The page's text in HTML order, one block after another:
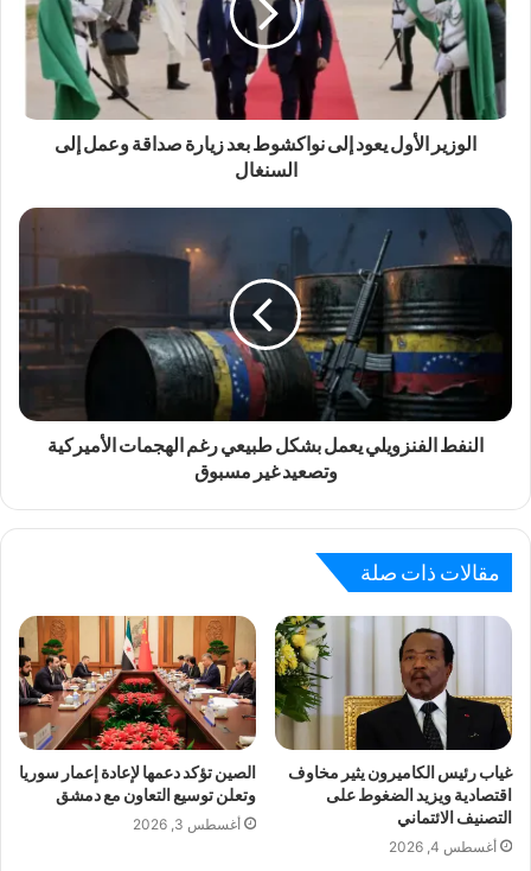
الوزير الأول يعود إلى نواكشوط بعد زيارة صداقة وعمل إلى
السنغال
النفط الفنزويلي يعمل بشكل طبيعي رغم الهجمات الأميركية
وتصعيد غير مسبوق
مقالات ذات صلة
غياب رئيس الكاميرون يثير مخاوف
اقتصادية ويزيد الضغوط على
التصنيف الائتماني
أغسطس 4, 2026
الصين تؤكد دعمها لإعادة إعمار سوريا
وتعلن توسيع التعاون مع دمشق
أغسطس 3, 2026